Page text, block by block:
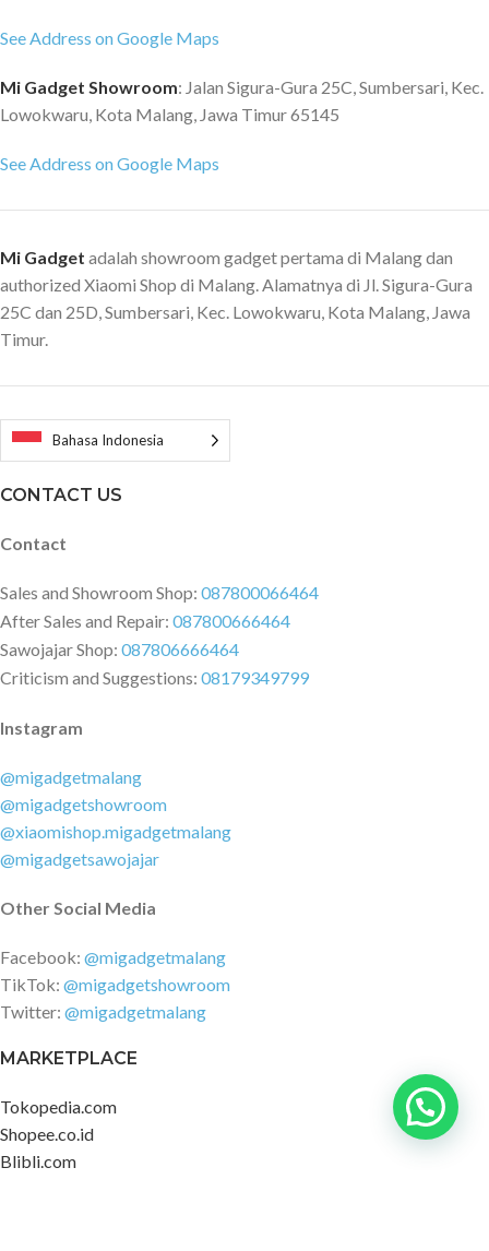
See Address on Google Maps
Mi Gadget Showroom: Jalan Sigura-Gura 25C, Sumbersari, Kec.
Lowokwaru, Kota Malang, Jawa Timur 65145
See Address on Google Maps
Mi Gadget adalah showroom gadget pertama di Malang dan
authorized Xiaomi Shop di Malang. Alamatnya di Jl. Sigura-Gura
25C dan 25D, Sumbersari, Kec. Lowokwaru, Kota Malang, Jawa
Timur.
Bahasa Indonesia
CONTACT US
Contact
Sales and Showroom Shop: 087800066464
After Sales and Repair: 087800666464
Sawojajar Shop: 087806666464
Criticism and Suggestions: 08179349799
Instagram
@migadgetmalang
@migadgetshowroom
@xiaomishop.migadgetmalang
@migadgetsawojajar
Other Social Media
Facebook: @migadgetmalang
TikTok: @migadgetshowroom
Twitter: @migadgetmalang
MARKETPLACE
Tokopedia.com
Shopee.co.id
Blibli.com